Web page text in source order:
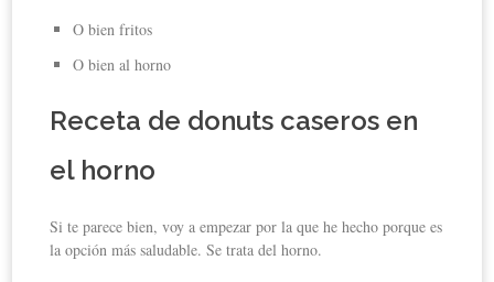
O bien fritos
O bien al horno
Receta de donuts caseros en
el horno
Si te parece bien, voy a empezar por la que he hecho porque es
la opción más saludable. Se trata del horno.